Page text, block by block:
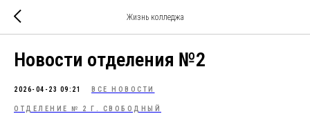
Жизнь колледжа
Новости отделения №2
2026-04-23 09:21 ВСЕ НОВОСТИ
ОТДЕЛЕНИЕ № 2 Г. СВОБОДНЫЙ